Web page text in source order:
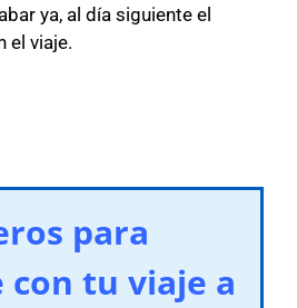
ya, al día siguiente el
el viaje.
para
tu viaje a